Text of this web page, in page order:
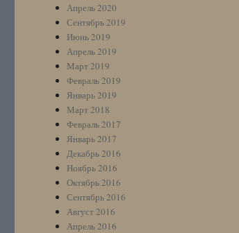
Апрель 2020
Сентябрь 2019
Июнь 2019
Апрель 2019
Март 2019
Февраль 2019
Январь 2019
Март 2018
Февраль 2017
Январь 2017
Декабрь 2016
Ноябрь 2016
Октябрь 2016
Сентябрь 2016
Август 2016
Апрель 2016